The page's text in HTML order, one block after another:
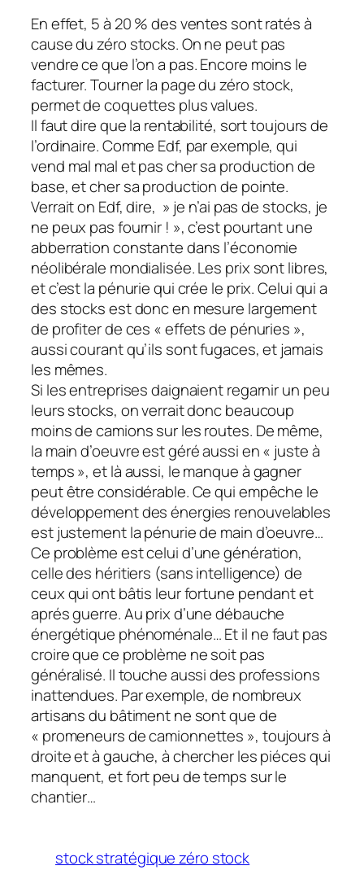
En effet, 5 à 20 % des ventes sont ratés à
cause du zéro stocks. On ne peut pas
vendre ce que l’on a pas. Encore moins le
facturer. Tourner la page du zéro stock,
permet de coquettes plus values.
Il faut dire que la rentabilité, sort toujours de
l’ordinaire. Comme Edf, par exemple, qui
vend mal mal et pas cher sa production de
base, et cher sa production de pointe.
Verrait on Edf, dire, » je n’ai pas de stocks, je
ne peux pas fournir ! », c’est pourtant une
abberration constante dans l’économie
néolibérale mondialisée. Les prix sont libres,
et c’est la pénurie qui crée le prix. Celui qui a
des stocks est donc en mesure largement
de profiter de ces « effets de pénuries »,
aussi courant qu’ils sont fugaces, et jamais
les mêmes.
Si les entreprises daignaient regarnir un peu
leurs stocks, on verrait donc beaucoup
moins de camions sur les routes. De même,
la main d’oeuvre est géré aussi en « juste à
temps », et là aussi, le manque à gagner
peut être considérable. Ce qui empêche le
développement des énergies renouvelables
est justement la pénurie de main d’oeuvre…
Ce problème est celui d’une génération,
celle des héritiers (sans intelligence) de
ceux qui ont bâtis leur fortune pendant et
aprés guerre. Au prix d’une débauche
énergétique phénoménale… Et il ne faut pas
croire que ce problème ne soit pas
généralisé. Il touche aussi des professions
inattendues. Par exemple, de nombreux
artisans du bâtiment ne sont que de
« promeneurs de camionnettes », toujours à
droite et à gauche, à chercher les piéces qui
manquent, et fort peu de temps sur le
chantier…
stock stratégique zéro stock